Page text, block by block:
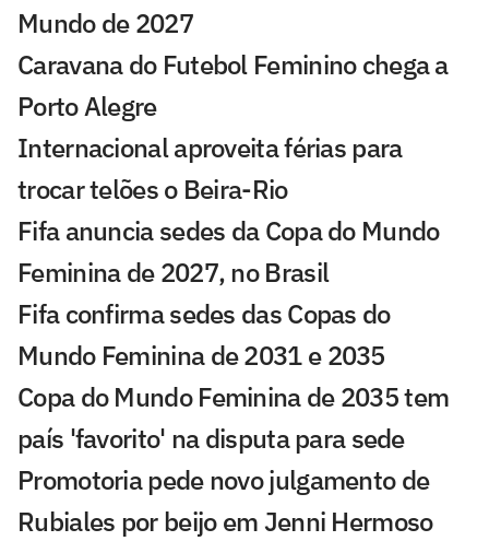
Mundo de 2027
Caravana do Futebol Feminino chega a
Porto Alegre
Internacional aproveita férias para
trocar telões o Beira-Rio
Fifa anuncia sedes da Copa do Mundo
Feminina de 2027, no Brasil
Fifa confirma sedes das Copas do
Mundo Feminina de 2031 e 2035
Copa do Mundo Feminina de 2035 tem
país 'favorito' na disputa para sede
Promotoria pede novo julgamento de
Rubiales por beijo em Jenni Hermoso